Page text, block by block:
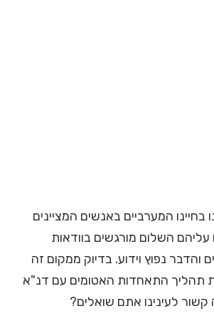
המערביים באנשים המציינים
השלום מורגשים בוודאות
נפוץ וידוע. בדיוק ממקום זה
תהליך התאחדות האטומים עם דנ"א
לעינינו אתם שואלים?